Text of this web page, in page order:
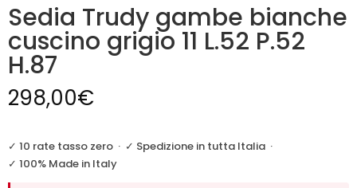
Sedia Trudy gambe bianche
cuscino grigio 11 L.52 P.52
H.87
298,00€
✓ 10 rate tasso zero · ✓ Spedizione in tutta Italia ·
✓ 100% Made in Italy